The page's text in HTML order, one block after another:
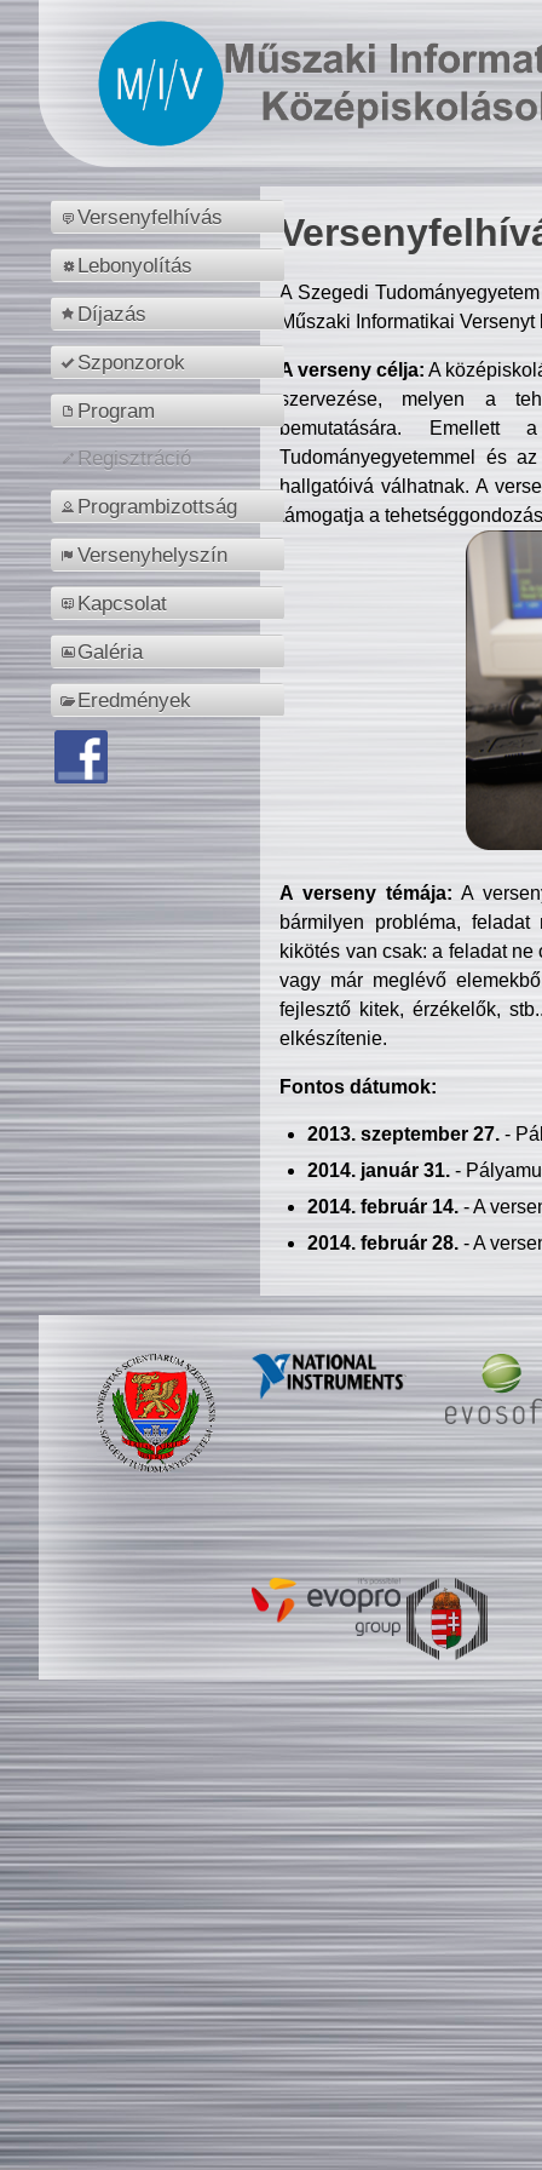
Versenyfelhívás
Lebonyolítás
Díjazás
Szponzorok
Program
Regisztráció
Programbizottság
Versenyhelyszín
Kapcsolat
Galéria
Eredmények
A Szegedi
Műszaki Informatikai
A verseny célja: A
szervezése, melyen a
bemutatására. Emellett
Tudományegyetemmel és
hallgatóivá válhatnak. A
támogatja a
A verseny témája: A
bármilyen probléma, feladat
kikötés van csak: a feladat
vagy már meglévő
fejlesztő kitek, érzékelők,
elkészítenie.
Fontos dátumok:
2013. szeptember 27.-
2014. január 31.-
2014. február 14.- A
2014. február 28.- A